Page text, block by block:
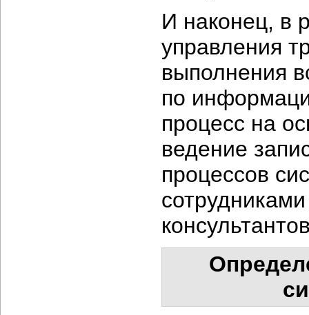
И наконец, в
управления
выполнения
по
процесс на
ведение
процессов